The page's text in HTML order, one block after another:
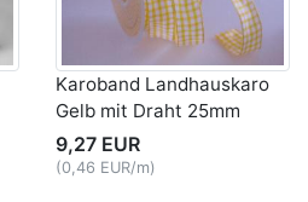
Karoband Landhauskaro
Gelb mit Draht 25mm
9,27 EUR
(0,46 EUR/m)